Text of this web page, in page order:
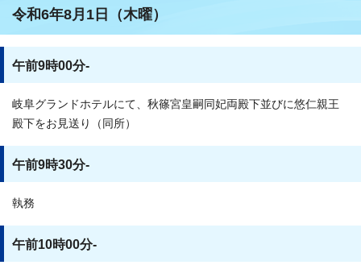
令和6年8月1日（木曜）
午前9時00分-
岐阜グランドホテルにて、秋篠宮皇嗣同妃両殿下並びに悠仁親王
殿下をお見送り（同所）
午前9時30分-
執務
午前10時00分-